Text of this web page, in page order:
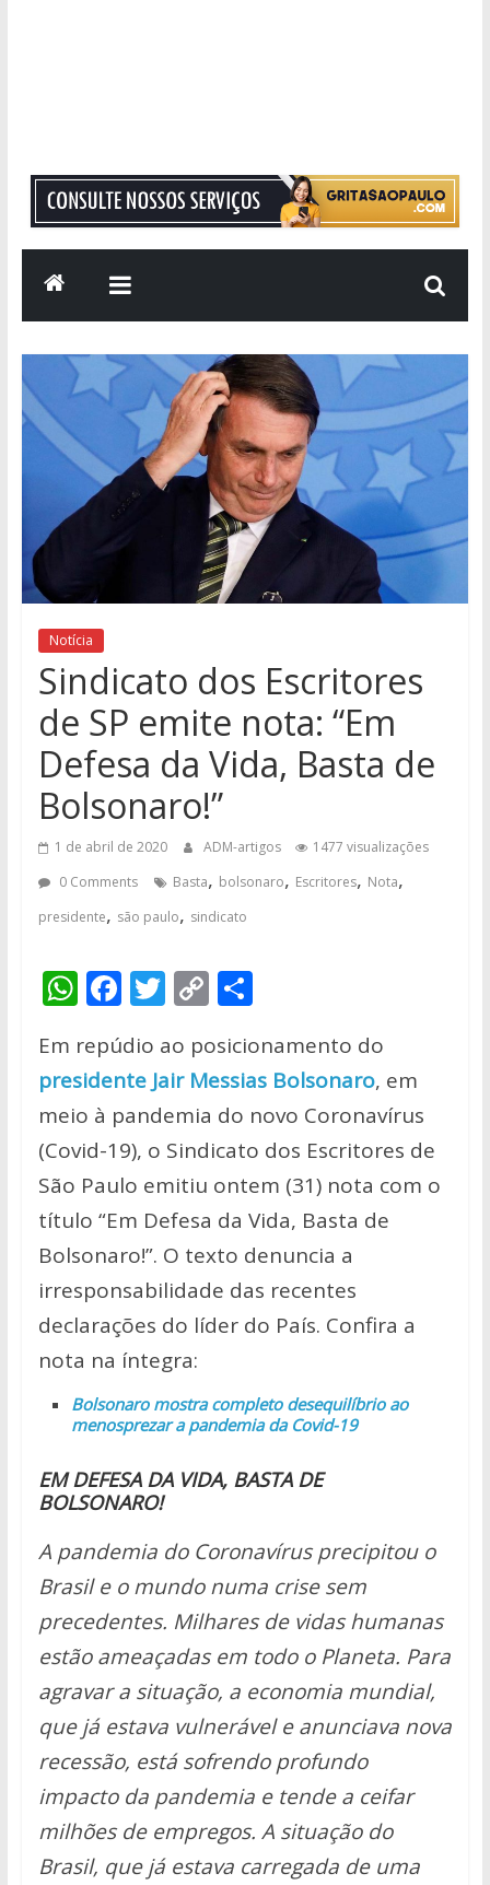
Grita
São
Paulo
Informação
com
Responsabilidade
Notícia
Sindicato dos Escritores
de SP emite nota: “Em
Defesa da Vida, Basta de
Bolsonaro!”
1 de abril de 2020 ADM-artigos
1477 visualizações
0 Comments
Basta, bolsonaro, Escritores, Nota,
presidente, são paulo, sindicato
W
at
s
A
p
p
F
e
b
o
o
k
T
itt
er
C
p
y
Li
n
k
S
ar
e
Em repúdio ao posicionamento do
presidente Jair Messias Bolsonaro, em
meio à pandemia do novo Coronavírus
(Covid-19), o Sindicato dos Escritores de
São Paulo emitiu ontem (31) nota com o
título “Em Defesa da Vida, Basta de
Bolsonaro!”. O texto denuncia a
irresponsabilidade das recentes
declarações do líder do País. Confira a
nota na íntegra:
Bolsonaro mostra completo desequilíbrio ao
menosprezar a pandemia da Covid-19
EM DEFESA DA VIDA, BASTA DE
BOLSONARO!
A pandemia do Coronavírus precipitou o
Brasil e o mundo numa crise sem
precedentes. Milhares de vidas humanas
estão ameaçadas em todo o Planeta. Para
agravar a situação, a economia mundial,
que já estava vulnerável e anunciava nova
recessão, está sofrendo profundo
impacto da pandemia e tende a ceifar
milhões de empregos. A situação do
Brasil, que já estava carregada de uma